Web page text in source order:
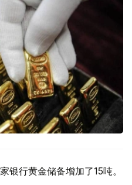
银行黄金储备增加了15吨。